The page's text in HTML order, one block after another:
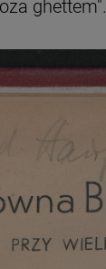
ghettem".